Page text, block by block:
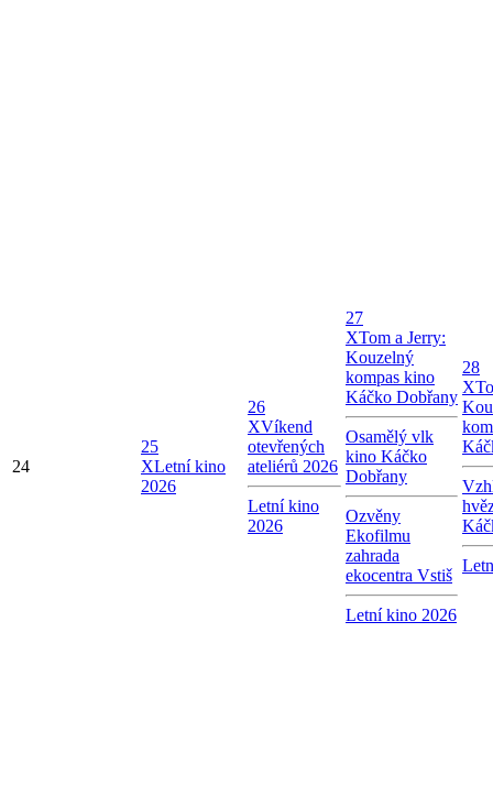
24
25
XLetní kino
2026
26
XVíkend
otevřených
ateliérů 2026
Letní kino
2026
27
XTom a Jerry:
Kouzelný
kompas kino
Káčko Dobřany
Osamělý vlk
kino Káčko
Dobřany
Ozvěny
Ekofilmu
zahrada
ekocentra Vstiš
Letní kino 2026
28
X